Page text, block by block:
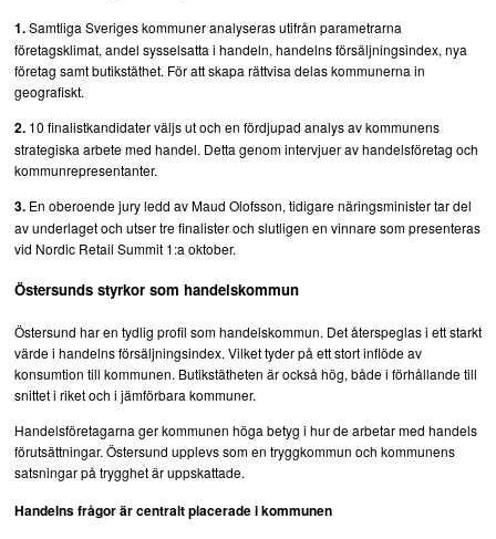
Konferens & events
Mat och Dryck
Rese-/turistbyrå
Researrangör-/återförsälj.
Buss-flyg-rederi-tåg-mc
Aktuella utbildningar
Lediga tjänster
På nytt jobb
1.Samtliga Sveriges kommuner analyseras utifrån parametrarna
företagsklimat, andel sysselsatta i handeln, handelns försäljningsindex, nya
företag samt butikstäthet. För att skapa rättvisa delas kommunerna in
geografiskt.
2.10 finalistkandidater väljs ut och en fördjupad analys av kommunens
strategiska arbete med handel. Detta genom intervjuer av handelsföretag och
kommunrepresentanter.
3.En oberoende jury ledd av Maud Olofsson, tidigare näringsminister tar del
av underlaget och utser tre finalister och slutligen en vinnare som presenteras
vid Nordic Retail Summit 1:a oktober.
Östersunds styrkor som handelskommun
Östersund har en tydlig profil som handelskommun. Det återspeglas i ett starkt
värde i handelns försäljningsindex. Vilket tyder på ett stort inflöde av
konsumtion till kommunen. Butikstätheten är också hög, både i förhållande till
snittet i riket och i jämförbara kommuner.
Handelsföretagarna ger kommunen höga betyg i hur de arbetar med handels
förutsättningar. Östersund upplevs som en tryggkommun och kommunens
satsningar på trygghet är uppskattade.
Handelns frågor är centralt placerade i kommunen